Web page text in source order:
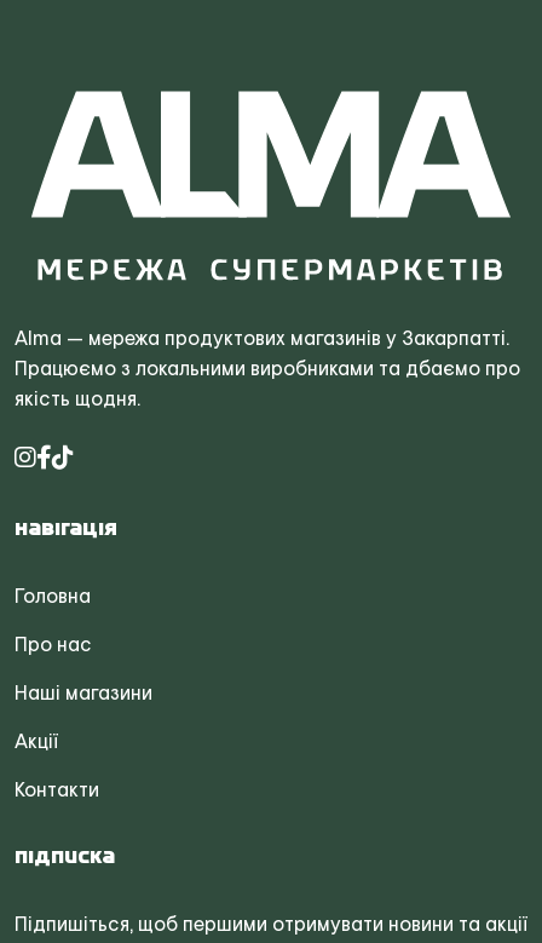
Alma — мережа продуктових магазинів у Закарпатті.
Працюємо з локальними виробниками та дбаємо про
якість щодня.
Навігація
Головна
Про нас
Наші магазини
Акції
Контакти
Підписка
Підпишіться, щоб першими отримувати новини та акції